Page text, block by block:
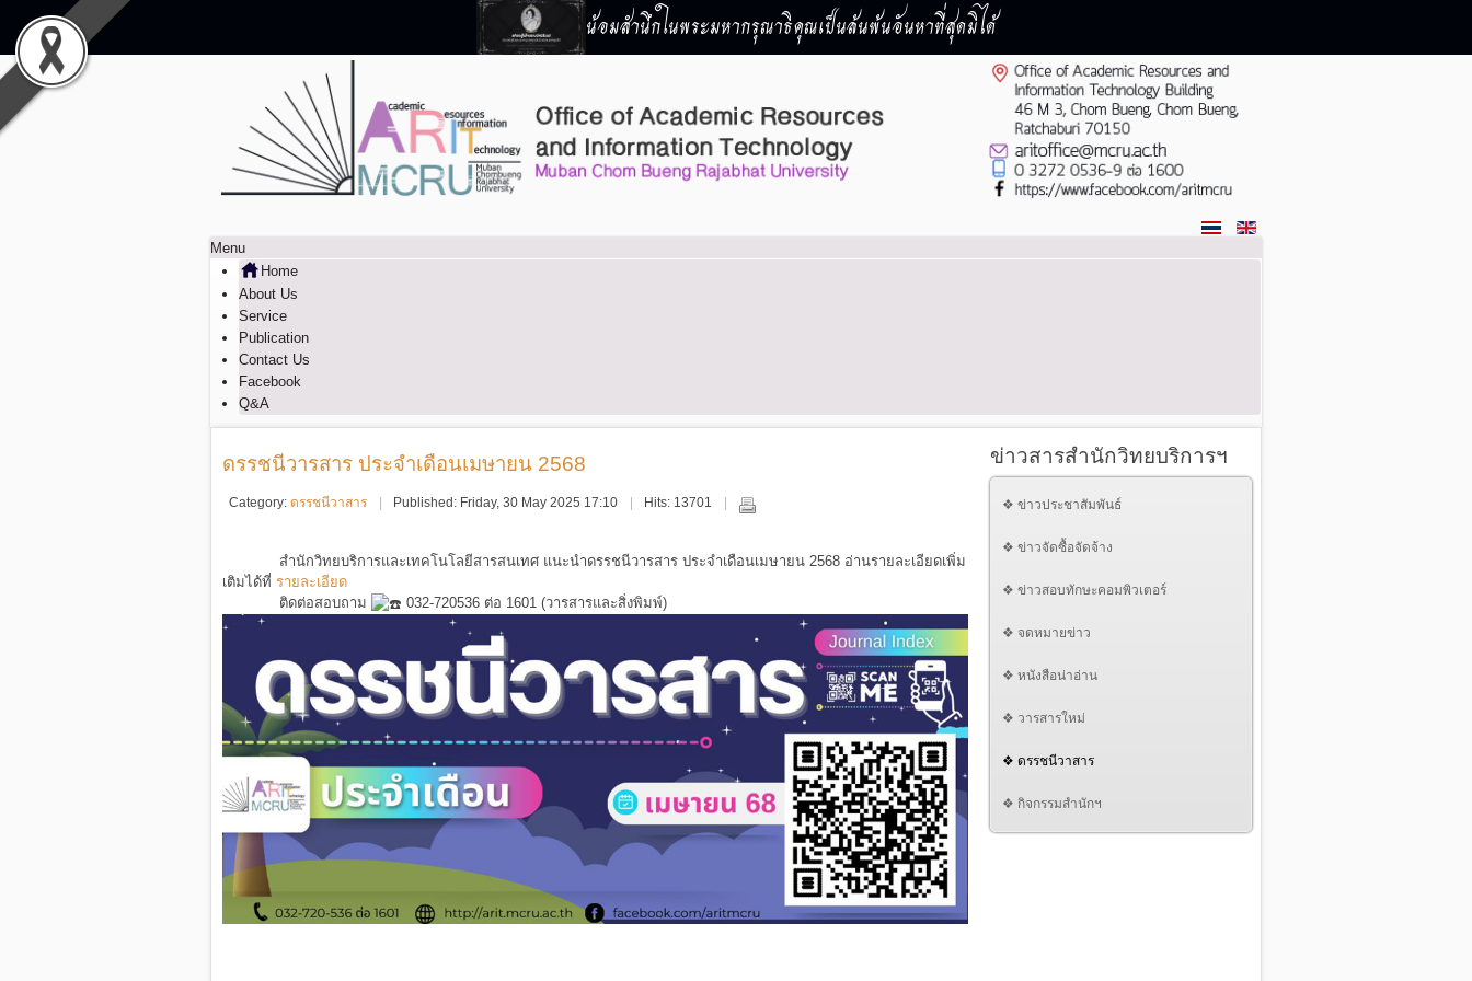
น้อมสำนึกในพระมหากรุณาธิคุณเป็นล้นพ้นอันหาที่สุดมิได้
Menu
Home
About Us
Service
Publication
Contact Us
Facebook
Q&A
ดรรชนีวารสาร ประจำเดือนเมษายน 2568
Category: ดรรชนีวาสาร Published: Friday, 30 May 2025 17:10 Hits: 13701
สำนักวิทยบริการและเทคโนโลยีสารสนเทศ แนะนำดรรชนีวารสาร ประจำเดือนเมษายน 2568 อ่านรายละเอียดเพิ่ม
เติมได้ที่ รายละเอียด
ติดต่อสอบถาม
032-720536 ต่อ 1601 (วารสารและสิ่งพิมพ์)
ข่าวสารสำนักวิทยบริการฯ
❖ ข่าวประชาสัมพันธ์
❖ ข่าวจัดซื้อจัดจ้าง
❖ ข่าวสอบทักษะคอมพิวเตอร์
❖ จดหมายข่าว
❖ หนังสือน่าอ่าน
❖ วารสารใหม่
❖ ดรรชนีวาสาร
❖ กิจกรรมสำนักฯ